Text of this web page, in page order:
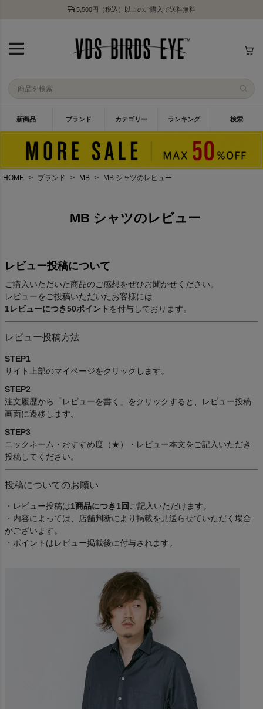
5,500円（税込）以上のご購入で送料無料
新商品 ブランド カテゴリー ランキング 検索
HOME ブランド MB MB シャツのレビュー
MB シャツのレビュー
レビュー投稿について
ご購入いただいた商品のご感想をぜひお聞かせください。
レビューをご投稿いただいたお客様には
1レビューにつき50ポイント を付与しております。
レビュー投稿方法
STEP1
サイト上部のマイページをクリックします。
STEP2
注文履歴から「レビューを書く」をクリックすると、レビュー投稿
画面に遷移します。
STEP3
ニックネーム・おすすめ度（★）・レビュー本文をご記入いただき
投稿してください。
投稿についてのお願い
・レビュー投稿は1商品につき1回 ご記入いただけます。
・内容によっては、店舗判断により掲載を見送らせていただく場合
がございます。
・ポイントはレビュー掲載後に付与されます。